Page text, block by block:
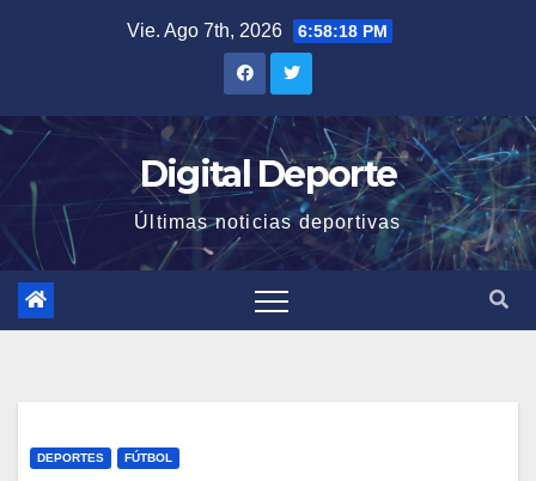
Vie. Ago 7th, 2026 6:58:19 PM
Digital Deporte
Últimas noticias deportivas
DEPORTES FÚTBOL